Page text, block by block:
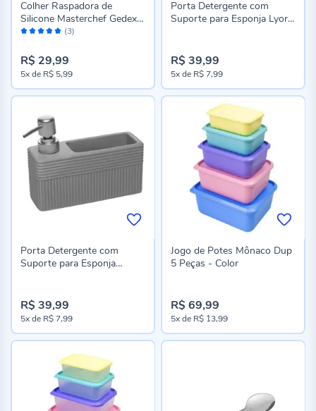
Avaliação: (3)
Colher Raspadora de
Silicone Masterchef Gedex -
Vermelho
R$ 29,99
5xde R$ 5,99
Porta Detergente com
Suporte para Esponja Lyor
R$ 39,99
5xde R$ 7,99
Porta Detergente com
Suporte para Esponja
R$ 39,99
5xde R$ 7,99
Jogo de Potes Mônaco Dup
5 Peças - Color
R$ 69,99
5xde R$ 13,99